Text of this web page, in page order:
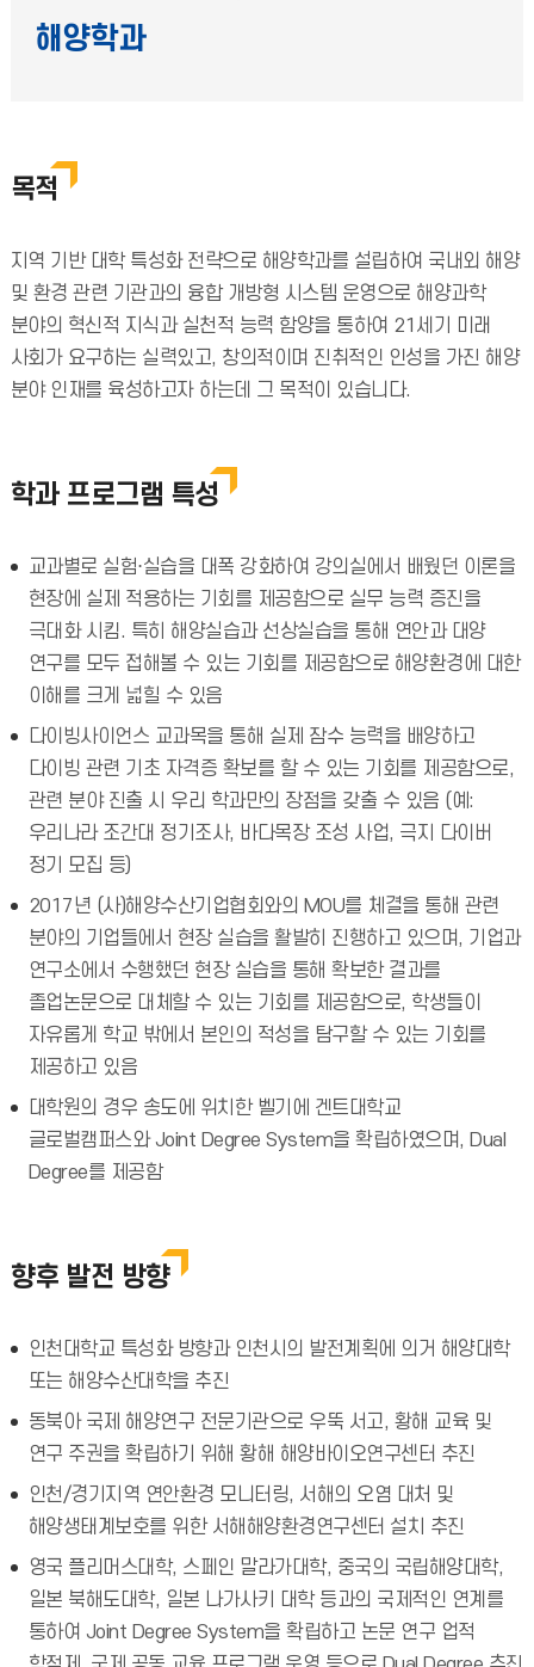
해양학과
목적
지역 기반 대학 특성화 전략으로 해양학과를 설립하여 국내외 해양
및 환경 관련 기관과의 융합 개방형 시스템 운영으로 해양과학
분야의 혁신적 지식과 실천적 능력 함양을 통하여 21세기 미래
사회가 요구하는 실력있고, 창의적이며 진취적인 인성을 가진 해양
분야 인재를 육성하고자 하는데 그 목적이 있습니다.
학과 프로그램 특성
교과별로 실험⋅실습을 대폭 강화하여 강의실에서 배웠던 이론을
현장에 실제 적용하는 기회를 제공함으로 실무 능력 증진을
극대화 시킴. 특히 해양실습과 선상실습을 통해 연안과 대양
연구를 모두 접해볼 수 있는 기회를 제공함으로 해양환경에 대한
이해를 크게 넓힐 수 있음
다이빙사이언스 교과목을 통해 실제 잠수 능력을 배양하고
다이빙 관련 기초 자격증 확보를 할 수 있는 기회를 제공함으로,
관련 분야 진출 시 우리 학과만의 장점을 갖출 수 있음 (예:
우리나라 조간대 정기조사, 바다목장 조성 사업, 극지 다이버
정기 모집 등)
2017년 (사)해양수산기업협회와의 MOU를 체결을 통해 관련
분야의 기업들에서 현장 실습을 활발히 진행하고 있으며, 기업과
연구소에서 수행했던 현장 실습을 통해 확보한 결과를
졸업논문으로 대체할 수 있는 기회를 제공함으로, 학생들이
자유롭게 학교 밖에서 본인의 적성을 탐구할 수 있는 기회를
제공하고 있음
대학원의 경우 송도에 위치한 벨기에 겐트대학교
글로벌캠퍼스와 Joint Degree System을 확립하였으며, Dual
Degree를 제공함
향후 발전 방향
인천대학교 특성화 방향과 인천시의 발전계획에 의거 해양대학
또는 해양수산대학을 추진
동북아 국제 해양연구 전문기관으로 우뚝 서고, 황해 교육 및
연구 주권을 확립하기 위해 황해 해양바이오연구센터 추진
인천/경기지역 연안환경 모니터링, 서해의 오염 대처 및
해양생태계보호를 위한 서해해양환경연구센터 설치 추진
영국 플리머스대학, 스페인 말라가대학, 중국의 국립해양대학,
일본 북해도대학, 일본 나가사키 대학 등과의 국제적인 연계를
통하여 Joint Degree System을 확립하고 논문 연구 업적